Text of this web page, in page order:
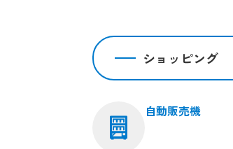
ショッピング
自動販売機